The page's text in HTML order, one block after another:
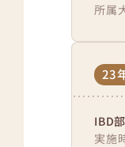
所属
23
IBD
実施